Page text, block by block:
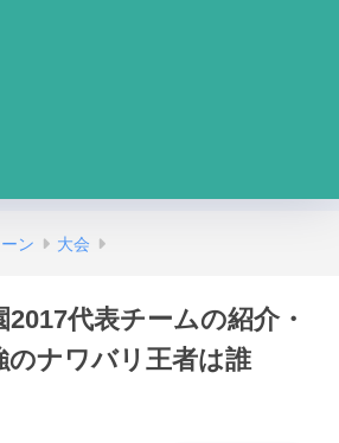
ン 大会
代表チームの紹介・
ナワバリ王者は誰